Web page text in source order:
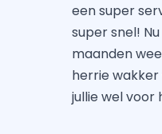
een super
super snel!
maanden
herrie wakker
jullie wel voor